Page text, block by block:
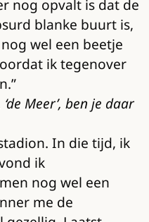
nog opvalt is dat de
blanke buurt is,
wel een beetje
ik tegenover
Meer’, ben je daar
In die tijd, ik
ik
nog wel een
me de